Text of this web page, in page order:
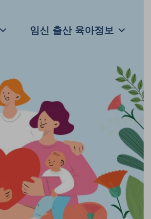
임신 출산 육아정보